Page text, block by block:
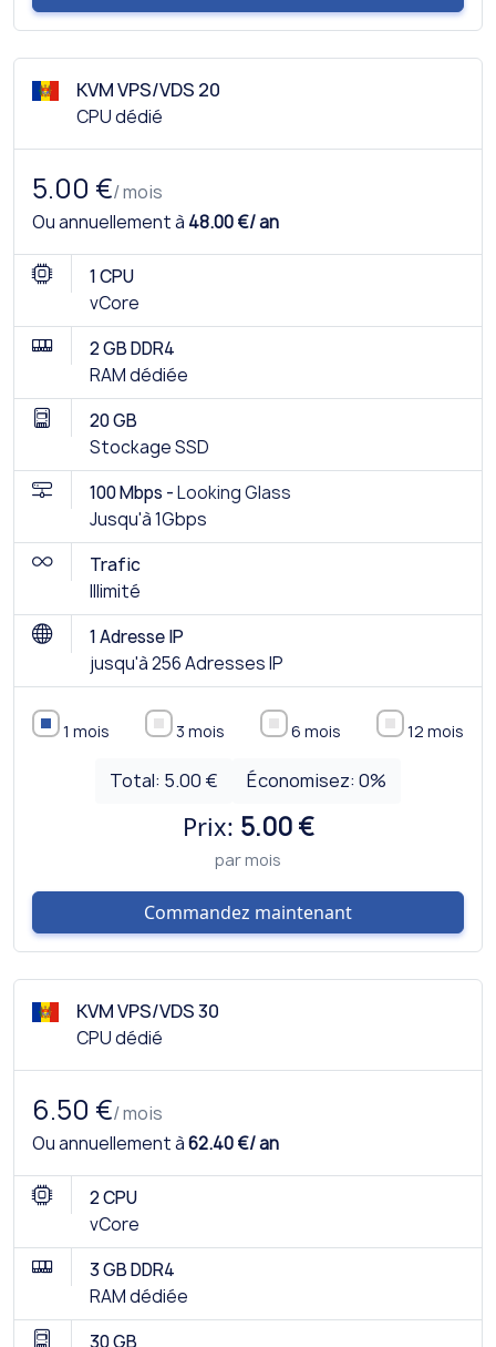
KVM VPS/VDS 20
CPU dédié
5.00 €/ mois
Ou annuellement à 48.00 €/ an
1 CPU
vCore
2 GB DDR4
RAM dédiée
20 GB
Stockage SSD
100 Mbps -Looking Glass
Jusqu'à 1Gbps
Trafic
Illimité
1 Adresse IP
jusqu'à 256 Adresses IP
1 mois 3 mois 6 mois 12 mois
Total: 5.00 € Économisez: 0%
Prix: 5.00 €
par mois
Commandez maintenant
KVM VPS/VDS 30
CPU dédié
6.50 €/ mois
Ou annuellement à62.40 €/ an
2 CPU
vCore
3 GB DDR4
RAM dédiée
30 GB